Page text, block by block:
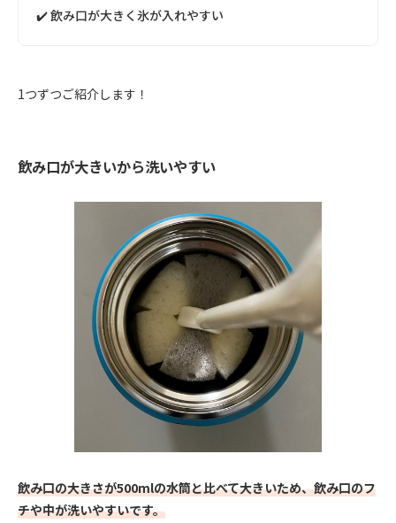
✔️ 飲み口が大きく氷が入れやすい
1つずつご紹介します！
飲み口が大きいから洗いやすい
飲み口の大きさが500mlの水筒と比べて大きいため、飲み口のフ
チや中が洗いやすいです。